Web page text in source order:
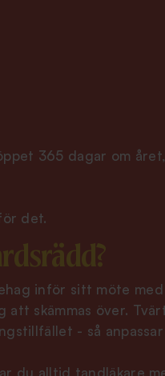
365 dagar om
det.
inför sitt möte med
att skämmas över.
- så
du alltid tandläkare